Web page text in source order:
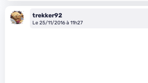
trekker92
Le 25/11/2016 à 11h27